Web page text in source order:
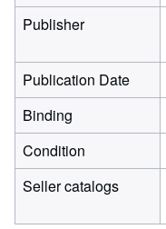
Publisher
Publication Date
Binding
Condition
Seller catalogs